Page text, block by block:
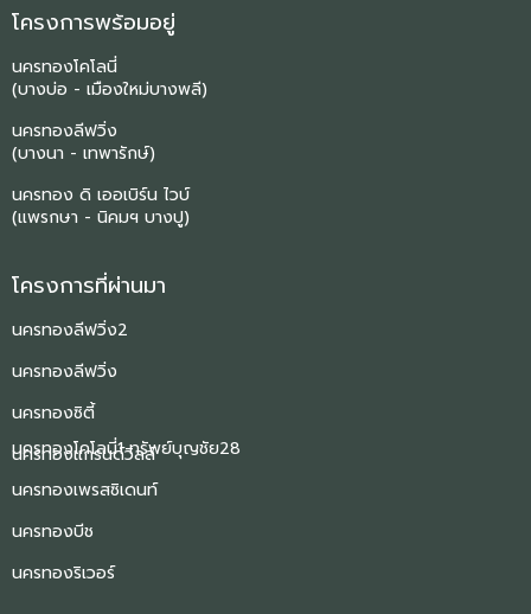
โครงการพร้อมอยู่
นครทองโคโลนี่
(บางบ่อ - เมืองใหม่บางพลี)
นครทองลีฟวิ่ง
(บางนา - เทพารักษ์)
นครทอง ดิ เออเบิร์น ไวบ์
(แพรกษา - นิคมฯ บางปู)
โครงการที่ผ่านมา
นครทองลีฟวิ่ง2
นครทองลีฟวิ่ง
นครทองซิตี้
นครทองแกรนด์วิลล์
นครทองโคโลนี่1 ทรัพย์บุญชัย28
นครทองเพรสซิเดนท์
นครทองบีช
นครทองริเวอร์